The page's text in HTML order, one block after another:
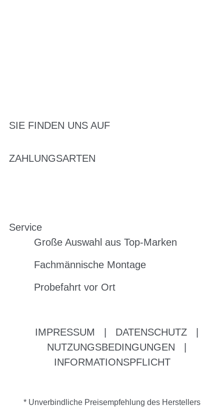
SIE FINDEN UNS AUF
ZAHLUNGSARTEN
Service
Große Auswahl aus Top-Marken
Fachmännische Montage
Probefahrt vor Ort
IMPRESSUM DATENSCHUTZ
NUTZUNGSBEDINGUNGEN
INFORMATIONSPFLICHT
* Unverbindliche Preisempfehlung des Herstellers